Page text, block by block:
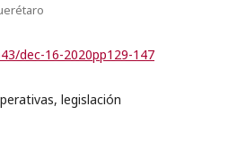
dec-16-2020pp129-147
legislación